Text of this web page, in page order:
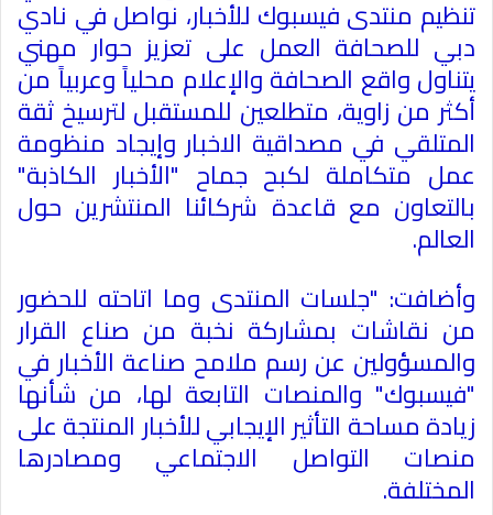
تنظيم منتدى فيسبوك للأخبار، نواصل في نادي
دبي للصحافة العمل على تعزيز حوار مهني
يتناول واقع الصحافة والإعلام محلياً وعربياً من
أكثر من زاوية، متطلعين للمستقبل لترسيخ ثقة
المتلقي في مصداقية الاخبار وإيجاد منظومة
عمل متكاملة لكبح جماح "الأخبار الكاذبة"
بالتعاون مع قاعدة شركائنا المنتشرين حول
العالم.
وأضافت: "جلسات المنتدى وما اتاحته للحضور
من نقاشات بمشاركة نخبة من صناع القرار
والمسؤولين عن رسم ملامح صناعة الأخبار في
"فيسبوك" والمنصات التابعة لها، من شأنها
زيادة مساحة التأثير الإيجابي للأخبار المنتجة على
منصات التواصل الاجتماعي ومصادرها
المختلفة.